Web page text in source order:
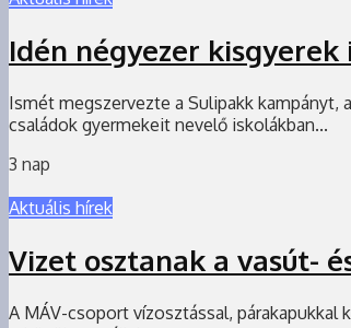
Idén négyezer
Ismét megszervezte a Sulipakk kampányt,
családok gyermekeit nevelő iskolákban...
3 nap
Aktuális hírek
Vizet osztanak a vasút-
A MÁV-csoport vízosztással,